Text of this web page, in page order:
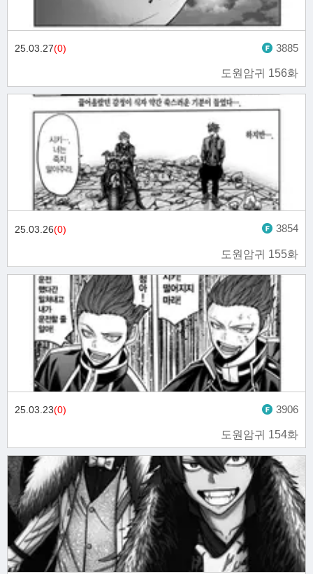
도원암귀 156화
25.03.27(0) 3885
도원암귀 155화
25.03.26(0) 3854
도원암귀 154화
25.03.23(0) 3906